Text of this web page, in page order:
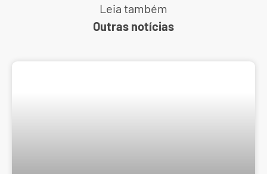
Leia também
Outras notícias